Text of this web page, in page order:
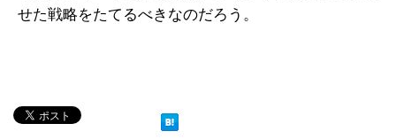
せた戦略をたてるべきなのだろう。